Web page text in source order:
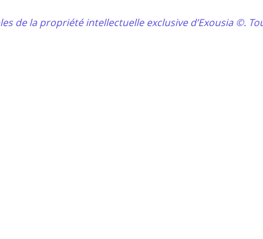
de la propriété intellectuelle exclusive d’Exousia ©.